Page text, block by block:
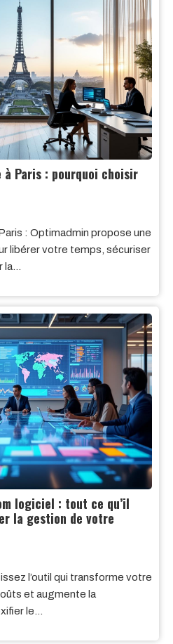
Paris : pourquoi choisir
: Optimadmin propose une
libérer votre temps, sécuriser
logiciel : tout ce qu’il
la gestion de votre
l’outil qui transforme votre
et augmente la
le…